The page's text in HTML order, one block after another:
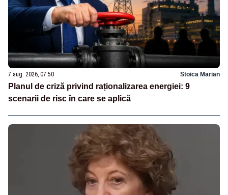
7 aug. 2026, 07:50 Stoica Marian
Planul de criză privind raționalizarea energiei: 9
scenarii de risc în care se aplică